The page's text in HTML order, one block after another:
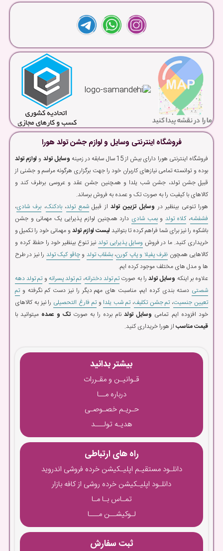
فروشگاه اینترنتی وسایل و لوازم جشن تولد هورا
فروشگاه اینترنتی هورا دارای بیش از 15 سال سابقه در زمینه وسایل تولد و لوازم تولد
بوده و توانسته تمامی نیازهای کاربران خود را جهت برگزاری هرگونه مراسم و جشنی از
قبیل جشن تولد، جشن شب یلدا و همچنین جشن عقد و عروسی برطرف کند و
کالاهای با کیفیت را به صورت تک و عمده به فروش برساند.
هورا تنوعی بینظیر در وسایل تزیین تولداز قبیلشمع تولد،بادکنک، برف شادی،
فشفشه،کلاه تولد وبمب شادی دارد همچنین لوازم پذیرایی یک مهمانی و جشن
باشکوه را نیز برای شما فراهم کرده تا بتوانیدلیست لوازم تولد و مهمانی خود را تکمیل و
خریداری کنید. ما در فروش وسایل پذیرایی تولد نیز تنوع بینظیر خود را حفظ کرده و
کالاهایی همچون ظرف پفیلا و پاپ کورن،بشقاب تولد وچاقو کیک تولد را نیز در طرح
ها و مدل های مختلف موجود کرده ایم.
علاوه بر اینکه وسایل تولدرا به صورتتم تولد دخترانه،تم تولد پسرانه وتم تولد دهه
شصتی دسته بندی کرده ایم، مناسبت های مهم دیگر را نیز دست کم نگرفته وتم
تعیین جنسیت،تم جشن تکلیف،تم شب یلدا وتم فارغ التحصیلی را نیز به کالاهای
خود افزوده ایم. تمامی وسایل تولد نام برده را به صورت تک و عمده میتوانید با
قیمت مناسب از هورا خریداری کنید.
بیشتر بدانید
قـوانیـن و مقـررات
درباره مــا
حـریـم خصـوصـی
هدیـه تولـــد
راه های ارتباطی
دانلـود مستقیـم اپلیـکیشن خرده فروشی اندروید
دانلـود اپلیـکیشن خرده روشی از کافه بازار
تمـاس بـا مـا
لـوکیشــن مـــا
ثبت سفارش